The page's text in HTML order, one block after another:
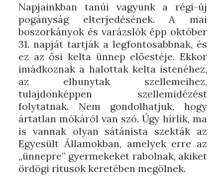
Napjainkban tanúi vagyunk a régi-új
pogányság elterjedésének. A mai
boszorkányok és varázslók épp október
31. napját tartják a legfontosabbnak, és
ez az ősi kelta ünnep előestéje. Ekkor
imádkoznak a halottak kelta istenéhez,
az elhunytak szellemeihez,
tulajdonképpen szellemidézést
folytatnak. Nem gondolhatjuk, hogy
ártatlan mókáról van szó. Úgy hírlik, ma
is vannak olyan sátánista szekták az
Egyesült Államokban, amelyek erre az
„ünnepre” gyermekeket rabolnak, akiket
ördögi rítusok keretében megölnek.